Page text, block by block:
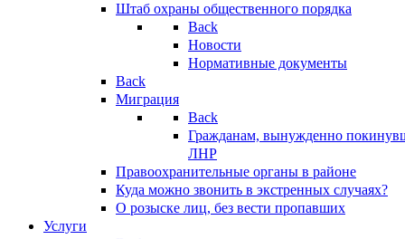
Штаб охраны общественного порядка
Back
Новости
Нормативные документы
Back
Миграция
Back
Гражданам, вынужденно
ЛНР
Правоохранительные органы в районе
Куда можно звонить в экстренных случаях?
О розыске лиц, без вести пропавших
Услуги